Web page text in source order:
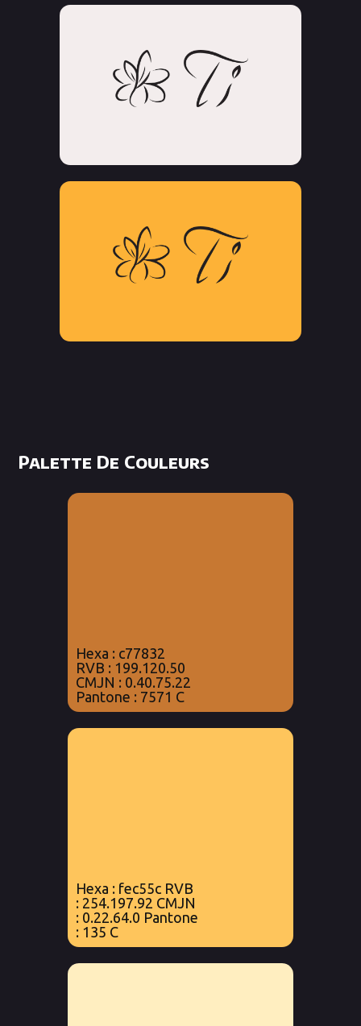
Palette De Couleurs
Hexa : c77832
RVB : 199.120.50
CMJN : 0.40.75.22
Pantone : 7571 C
Hexa : fec55c RVB
: 254.197.92 CMJN
: 0.22.64.0 Pantone
: 135 C